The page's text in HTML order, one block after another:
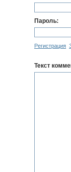
Пароль:
Регистрация
Текст